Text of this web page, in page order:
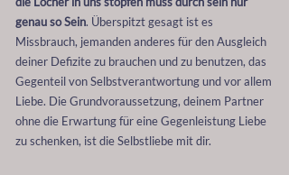
genau so Sein. Überspitzt gesagt ist es
Missbrauch, jemanden anderes für den Ausgleich
deiner Defizite zu brauchen und zu benutzen, das
Gegenteil von Selbstverantwortung und vor allem
Liebe. Die Grundvoraussetzung, deinem Partner
ohne die Erwartung für eine Gegenleistung Liebe
zu schenken, ist die Selbstliebe mit dir.